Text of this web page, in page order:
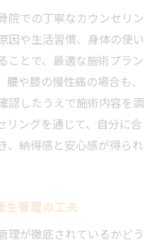
院での丁寧なカウンセリン
因や生活習慣、身体の使い
ことで、最適な施術プラン
や膝の慢性痛の場合も、
認したうえで施術内容を調
リングを通じて、自分に合
、納得感と安心感が得られ
生管理の工夫
理が徹底されているかどう